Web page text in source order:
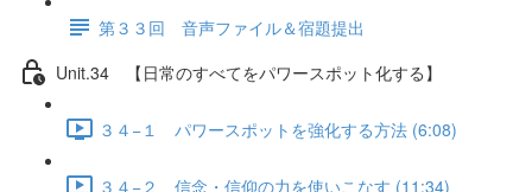
第３３回 音声ファイル＆宿題提出
Unit.34 【日常のすべてをパワースポット化する】
３４−１ パワースポットを強化する方法 (6:08)
３４−２ 信念・信仰の力を使いこなす (11:34)